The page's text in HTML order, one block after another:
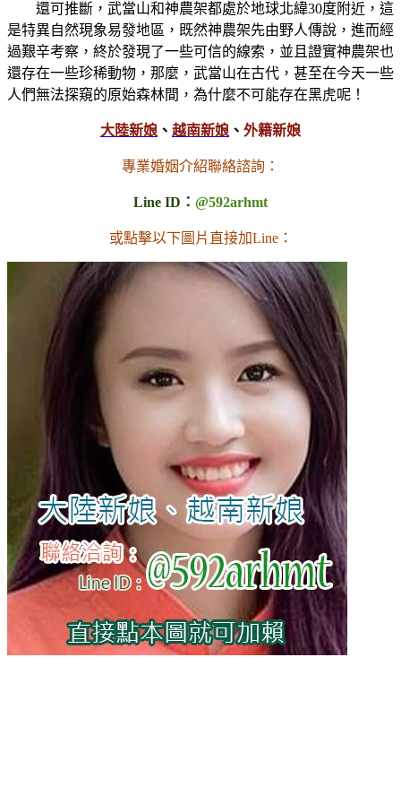
還可推斷，武當山和神農架都處於地球北緯30度附近，這
是特異自然現象易發地區，既然神農架先由野人傳說，進而經
過艱辛考察，終於發現了一些可信的線索，並且證實神農架也
還存在一些珍稀動物，那麼，武當山在古代，甚至在今天一些
人們無法探窺的原始森林間，為什麼不可能存在黑虎呢！
大陸新娘 、 越南新娘 、 外籍新娘
專業婚姻介紹聯絡諮詢：
Line ID： @592arhmt
或點擊以下圖片直接加Line：